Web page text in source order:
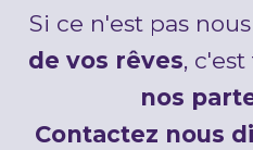
Si ce n'est pas
de vos rêves,
nos
Contactez nous